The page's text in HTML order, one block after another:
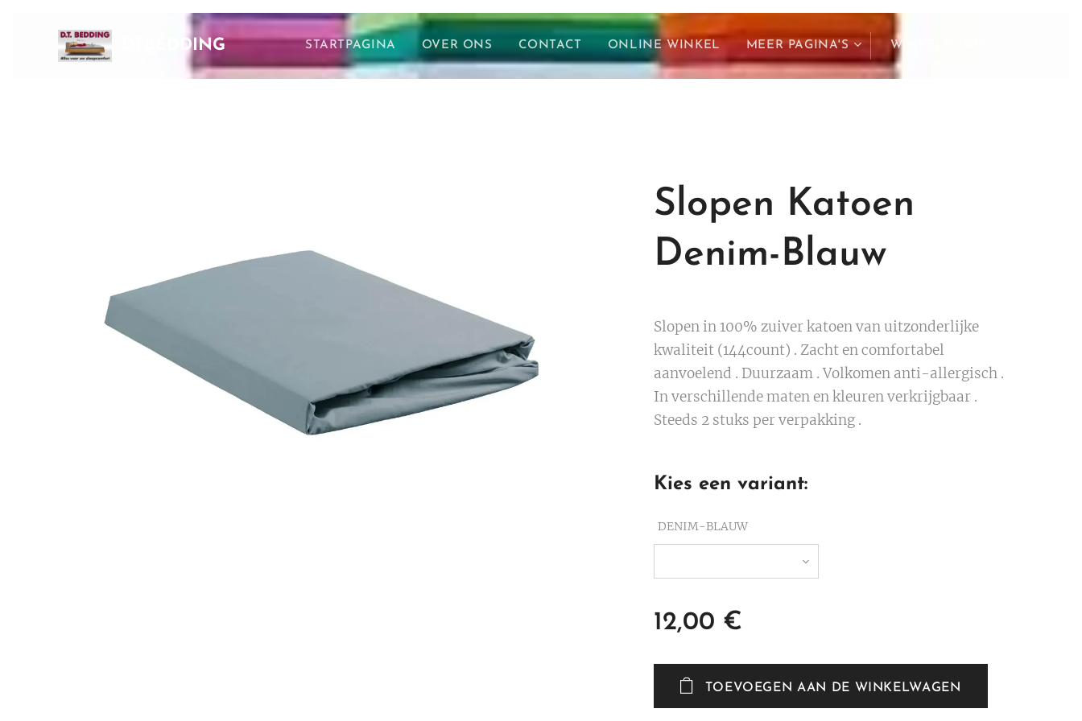
DTBEDDING STARTPAGINA OVER ONS CONTACT ONLINE WINKEL MEER PAGINA'S WINKELWAGEN
Slopen Katoen
Denim-Blauw
Slopen in 100% zuiver katoen van uitzonderlijke
kwaliteit (144count) . Zacht en comfortabel
aanvoelend . Duurzaam . Volkomen anti-allergisch .
In verschillende maten en kleuren verkrijgbaar .
Steeds 2 stuks per verpakking .
Kies een variant:
DENIM-BLAUW
12,00 €
TOEVOEGEN AAN DE WINKELWAGEN